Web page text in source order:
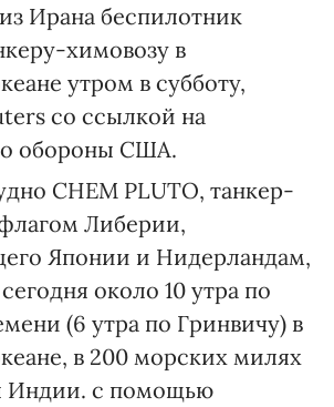
Ирана беспилотник
химовозу в
утром в субботу,
со ссылкой на
обороны США.
CHEM PLUTO, танкер-
Либерии,
Японии и Нидерландам,
около 10 утра по
(6 утра по Гринвичу) в
в 200 морских милях
Индии. с помощью